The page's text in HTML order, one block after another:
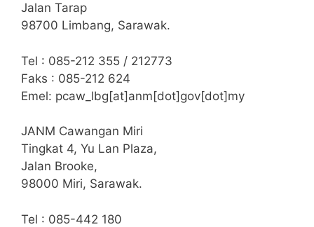
Jalan Tarap
98700 Limbang, Sarawak.
Tel : 085-212 355 / 212773
Faks : 085-212 624
Emel: pcaw_lbg[at]anm[dot]gov[dot]my
JANM Cawangan Miri
Tingkat 4, Yu Lan Plaza,
Jalan Brooke,
98000 Miri, Sarawak.
Tel : 085-442 180